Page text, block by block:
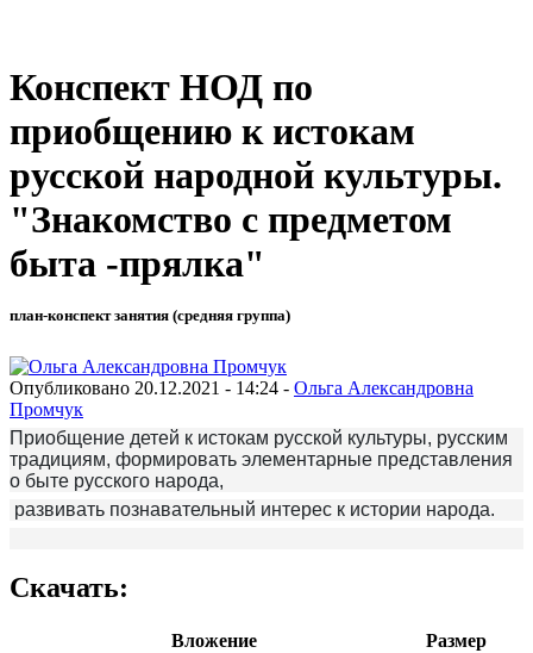
Конспект НОД по
приобщению к истокам
русской народной культуры.
"Знакомство с предметом
быта -прялка"
план-конспект занятия (средняя группа)
Опубликовано 20.12.2021 - 14:24 - Ольга Александровна
Промчук
Приобщение детей к истокам русской культуры, русским
традициям, формировать элементарные представления
о быте русского народа,
развивать познавательный интерес к истории народа.
Скачать:
Вложение
Размер